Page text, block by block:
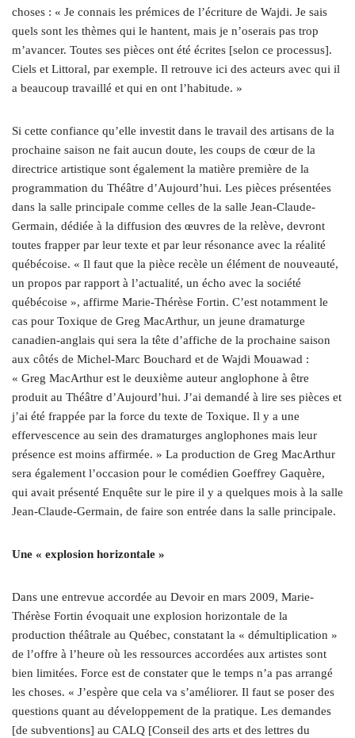
choses : « Je connais les prémices de l’écriture de Wajdi. Je sais
quels sont les thèmes qui le hantent, mais je n’oserais pas trop
m’avancer. Toutes ses pièces ont été écrites [selon ce processus].
Ciels et Littoral, par exemple. Il retrouve ici des acteurs avec qui il
a beaucoup travaillé et qui en ont l’habitude. »
Si cette confiance qu’elle investit dans le travail des artisans de la
prochaine saison ne fait aucun doute, les coups de cœur de la
directrice artistique sont également la matière première de la
programmation du Théâtre d’Aujourd’hui. Les pièces présentées
dans la salle principale comme celles de la salle Jean-Claude-
Germain, dédiée à la diffusion des œuvres de la relève, devront
toutes frapper par leur texte et par leur résonance avec la réalité
québécoise. « Il faut que la pièce recèle un élément de nouveauté,
un propos par rapport à l’actualité, un écho avec la société
québécoise », affirme Marie-Thérèse Fortin. C’est notamment le
cas pour Toxique de Greg MacArthur, un jeune dramaturge
canadien-anglais qui sera la tête d’affiche de la prochaine saison
aux côtés de Michel-Marc Bouchard et de Wajdi Mouawad :
« Greg MacArthur est le deuxième auteur anglophone à être
produit au Théâtre d’Aujourd’hui. J’ai demandé à lire ses pièces et
j’ai été frappée par la force du texte de Toxique. Il y a une
effervescence au sein des dramaturges anglophones mais leur
présence est moins affirmée. » La production de Greg MacArthur
sera également l’occasion pour le comédien Goeffrey Gaquère,
qui avait présenté Enquête sur le pire il y a quelques mois à la salle
Jean-Claude-Germain, de faire son entrée dans la salle principale.
Une « explosion horizontale »
Dans une entrevue accordée au Devoir en mars 2009, Marie-
Thérèse Fortin évoquait une explosion horizontale de la
production théâtrale au Québec, constatant la « démultiplication »
de l’offre à l’heure où les ressources accordées aux artistes sont
bien limitées. Force est de constater que le temps n’a pas arrangé
les choses. « J’espère que cela va s’améliorer. Il faut se poser des
questions quant au développement de la pratique. Les demandes
[de subventions] au CALQ [Conseil des arts et des lettres du